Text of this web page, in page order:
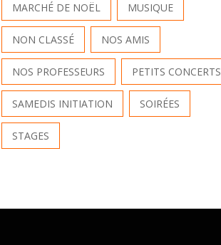
MARCHÉ DE NOËL MUSIQUE
NON CLASSÉ NOS AMIS
NOS PROFESSEURS PETITS CONCERTS
SAMEDIS INITIATION SOIRÉES
STAGES